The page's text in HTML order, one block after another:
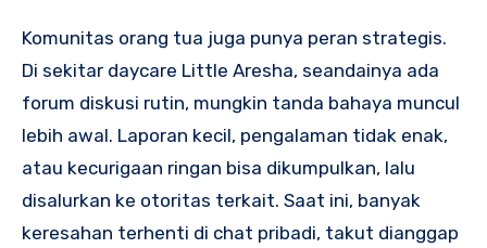
Komunitas orang tua juga punya peran strategis.
Di sekitar daycare Little Aresha, seandainya ada
forum diskusi rutin, mungkin tanda bahaya muncul
lebih awal. Laporan kecil, pengalaman tidak enak,
atau kecurigaan ringan bisa dikumpulkan, lalu
disalurkan ke otoritas terkait. Saat ini, banyak
keresahan terhenti di chat pribadi, takut dianggap